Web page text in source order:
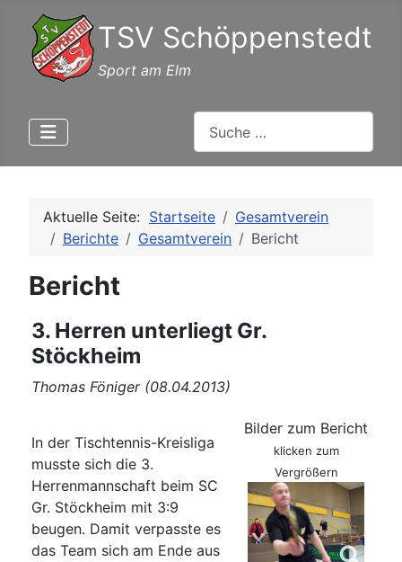
TSV Schöppenstedt
Sport am Elm
Aktuelle Seite: Startseite
Gesamtverein
Berichte
Gesamtverein Bericht
Bericht
3. Herren unterliegt Gr.
Stöckheim
Thomas Föniger (08.04.2013)
In der Tischtennis-Kreisliga
musste sich die 3.
Herrenmannschaft beim SC
Gr. Stöckheim mit 3:9
beugen. Damit verpasste es
das Team sich am Ende aus
Bilder zum Bericht
klicken zum
Vergrößern